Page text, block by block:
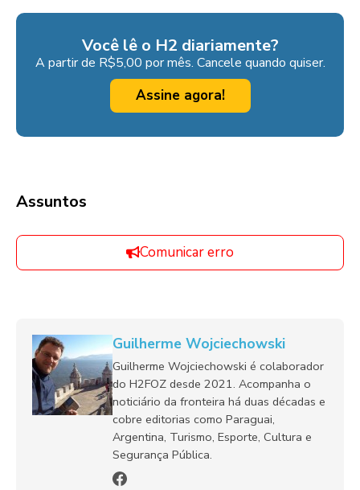
Você lê o H2 diariamente?
A partir de R$5,00 por mês. Cancele quando quiser.
Assine agora!
Assuntos
Comunicar erro
Guilherme Wojciechowski
Guilherme Wojciechowski é colaborador
do H2FOZ desde 2021. Acompanha o
noticiário da fronteira há duas décadas e
cobre editorias como Paraguai,
Argentina, Turismo, Esporte, Cultura e
Segurança Pública.